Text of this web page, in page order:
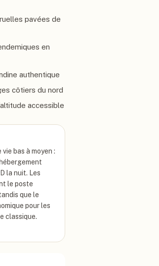
pavées de
en
authentique
côtiers du nord
accessible
bas à moyen :
la nuit. Les
le poste
que le
pour les
classique.